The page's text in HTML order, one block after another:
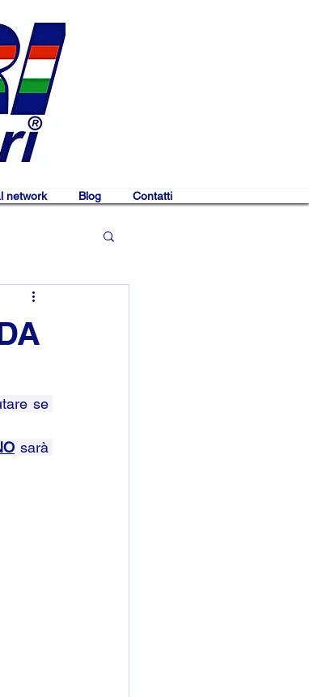
network Blog Contatti
se
sarà